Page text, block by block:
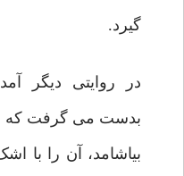
گیرد.
در روایتی دیگر
بدست می گرفت که
بیاشامد، آن را با